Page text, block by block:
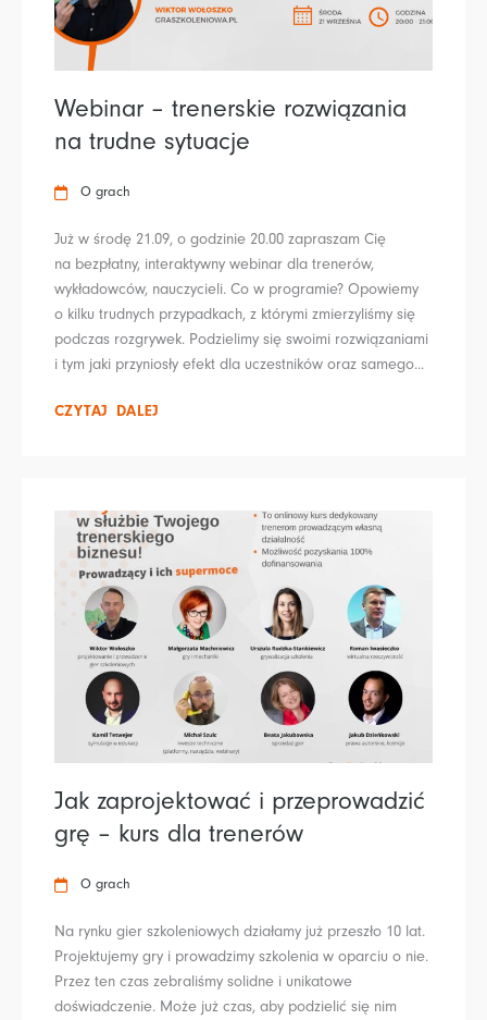
Webinar – trenerskie rozwiązania
na trudne sytuacje
O grach
Już w środę 21.09, o godzinie 20.00 zapraszam Cię
na bezpłatny, interaktywny webinar dla trenerów,
wykładowców, nauczycieli. Co w programie? Opowiemy
o kilku trudnych przypadkach, z którymi zmierzyliśmy się
podczas rozgrywek. Podzielimy się swoimi rozwiązaniami
i tym jaki przyniosły efekt dla uczestników oraz samego...
CZYTAJ DALEJ
Jak zaprojektować i przeprowadzić
grę – kurs dla trenerów
O grach
Na rynku gier szkoleniowych działamy już przeszło 10 lat.
Projektujemy gry i prowadzimy szkolenia w oparciu o nie.
Przez ten czas zebraliśmy solidne i unikatowe
doświadczenie. Może już czas, aby podzielić się nim